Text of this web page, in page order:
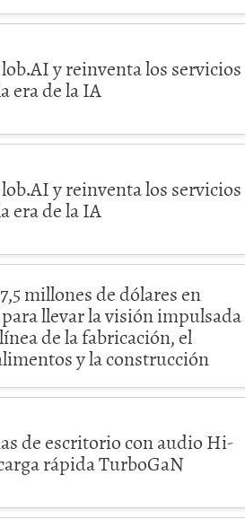
y reinventa los servicios
era de la IA
y reinventa los servicios
era de la IA
millones de dólares en
llevar la visión impulsada
de la fabricación, el
y la construcción
de escritorio con audio Hi-
rápida TurboGaN